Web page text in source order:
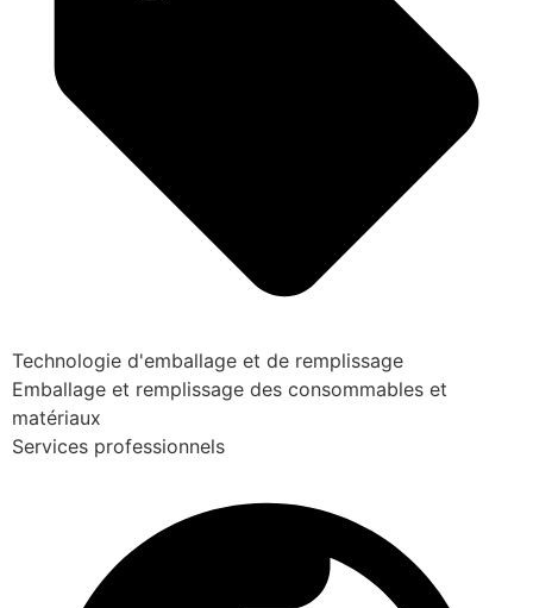
Technologie d'emballage et de remplissage
Emballage et remplissage des consommables et
matériaux
Services professionnels